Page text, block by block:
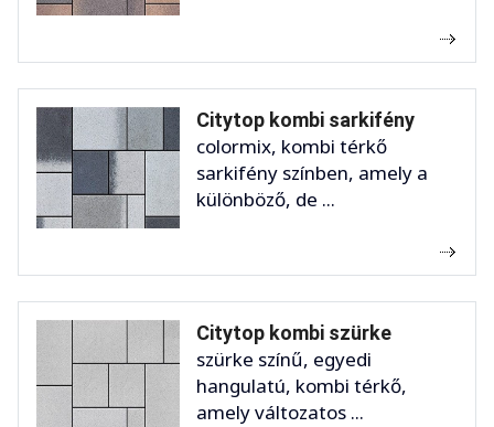
Citytop kombi sarkifény
colormix, kombi térkő
sarkifény színben, amely a
különböző, de ...
Citytop kombi szürke
szürke színű, egyedi
hangulatú, kombi térkő,
amely változatos ...